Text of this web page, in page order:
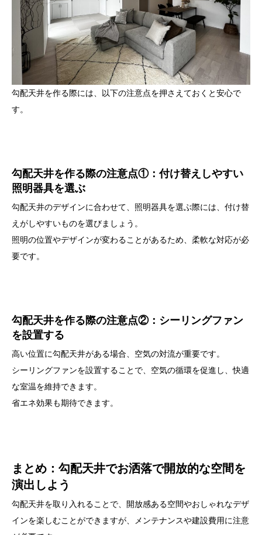
勾配天井を作る際には、以下の注意点を押さえておくと安心で
す。
勾配天井を作る際の注意点①：付け替えしやすい
照明器具を選ぶ
勾配天井のデザインに合わせて、照明器具を選ぶ際には、付け替
えがしやすいものを選びましょう。
照明の位置やデザインが変わることがあるため、柔軟な対応が必
要です。
勾配天井を作る際の注意点②：シーリングファン
を設置する
高い位置に勾配天井がある場合、空気の対流が重要です。
シーリングファンを設置することで、空気の循環を促進し、快適
な室温を維持できます。
省エネ効果も期待できます。
まとめ ：勾配天井でお洒落で開放的な空間を
演出しよう
勾配天井を取り入れることで、開放感ある空間やおしゃれなデザ
インを楽しむことができますが、メンテナンスや建設費用に注意